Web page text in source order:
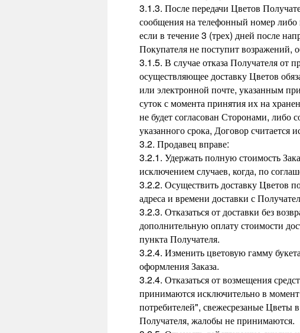
3.1.3. После передачи Цветов
сообщения на телефонный номер либо
если в течение 3 (трех) дней после
Покупателя не поступит возражений,
3.1.5. В случае отказа Получателя от
осуществляющее доставку Цветов
или электронной почте, указанным
суток с момента принятия их на
не будет согласован Сторонами, либо
указанного срока, Договор считается
3.2. Продавец вправе:
3.2.1. Удержать полную стоимость
исключением случаев, когда, по
3.2.2. Осуществить доставку Цветов
адреса и времени доставки с
3.2.3. Отказаться от доставки без
дополнительную оплату стоимости
пункта Получателя.
3.2.4. Изменить цветовую гамму
оформления Заказа.
3.2.4. Отказаться от возмещения
принимаются исключительно в момент
потребителей", свежесрезаные Цветы
Получателя, жалобы не принимаются.